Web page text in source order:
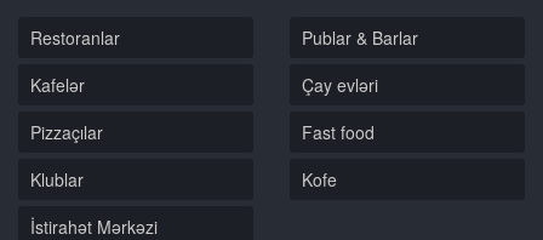
Restoranlar
Publar & Barlar
Kafelər
Çay evləri
Pizzaçılar
Fast food
Klublar
Kofe
İstirahət Mərkəzi